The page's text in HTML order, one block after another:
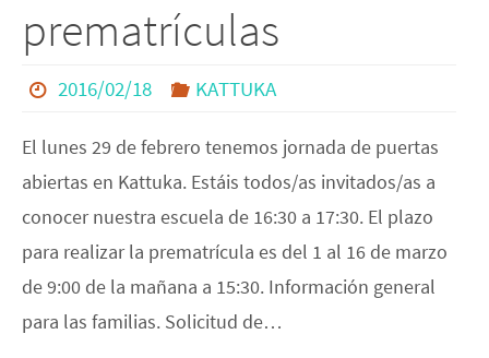
prematrículas
2016/02/18 KATTUKA
El lunes 29 de febrero tenemos jornada de puertas
abiertas en Kattuka. Estáis todos/as invitados/as a
conocer nuestra escuela de 16:30 a 17:30. El plazo
para realizar la prematrícula es del 1 al 16 de marzo
de 9:00 de la mañana a 15:30. Información general
para las familias. Solicitud de…